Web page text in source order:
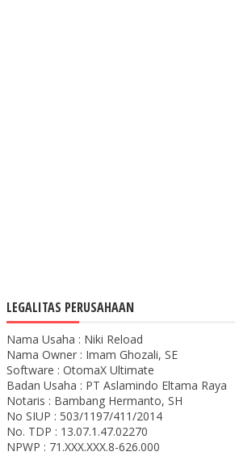
LEGALITAS PERUSAHAAN
Nama Usaha : Niki Reload
Nama Owner : Imam Ghozali, SE
Software : OtomaX Ultimate
Badan Usaha : PT Aslamindo Eltama Raya
Notaris : Bambang Hermanto, SH
No SIUP : 503/1197/411/2014
No. TDP : 13.07.1.47.02270
NPWP : 71.XXX.XXX.8-626.000